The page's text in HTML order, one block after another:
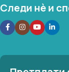
Следи нѐ и